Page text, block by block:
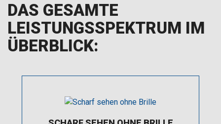
DAS GESAMTE
LEISTUNGSSPEKTRUM IM
ÜBERBLICK: